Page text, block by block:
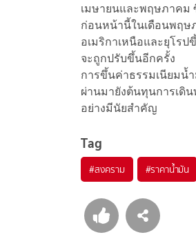
เมษายนและพฤษภาคม
ก่อนหน้านี้ในเดือนพฤษ
อเมริกาเหนือและยุโรป
จะถูกปรับขึ้นอีกครั้ง
การขึ้นค่าธรรมเนียมน้
ผ่านมายังต้นทุนการเดิ
อย่างมีนัยสำคัญ
Tag
#สงคราม #ราคาน้ำมัน